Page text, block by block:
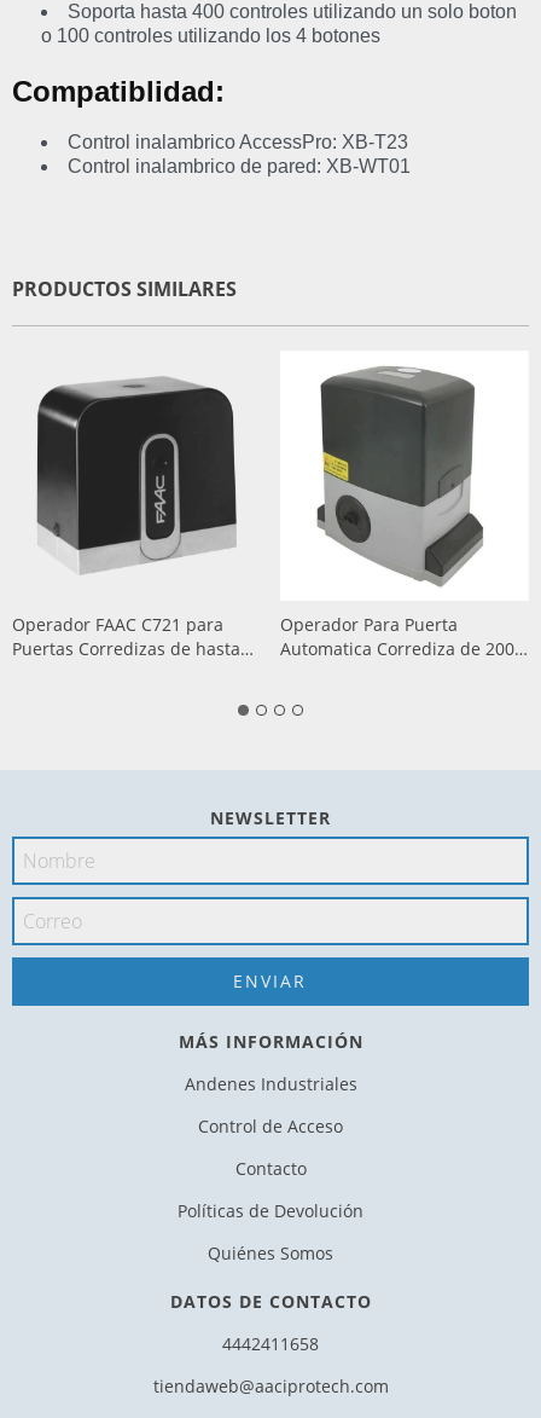
Soporta hasta 400 controles utilizando un solo boton
o 100 controles utilizando los 4 botones
Compatiblidad:
Control inalambrico AccessPro: XB-T23
Control inalambrico de pared: XB-WT01
PRODUCTOS SIMILARES
Operador FAAC C721 para
Puertas Corredizas de hasta
Operador Para Puerta
Automatica Corrediza de 2000
Instalación
NEWSLETTER
MÁS INFORMACIÓN
Andenes Industriales
Control de Acceso
Contacto
Políticas de Devolución
Quiénes Somos
DATOS DE CONTACTO
4442411658
tiendaweb@aaciprotech.com